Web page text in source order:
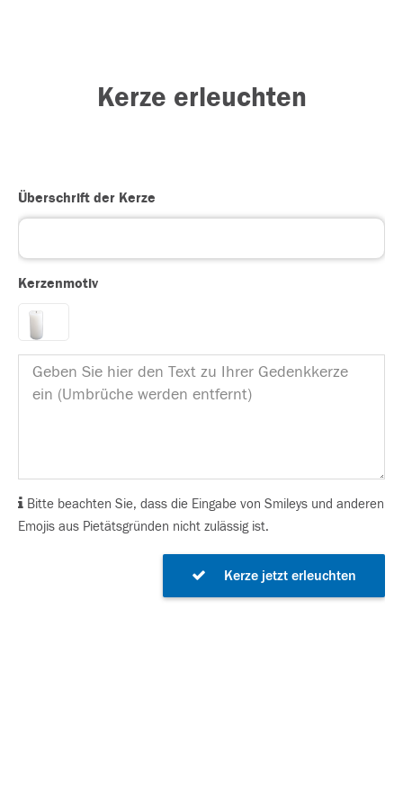
Kerze erleuchten
Überschrift der Kerze
Kerzenmotiv
Bitte beachten Sie, dass die Eingabe von Smileys und anderen
Emojis aus Pietätsgründen nicht zulässig ist.
Kerze jetzt erleuchten